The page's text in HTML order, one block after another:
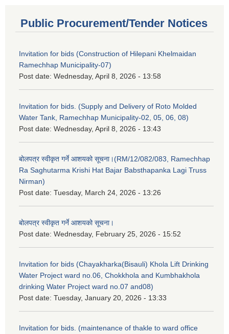
Public Procurement/Tender Notices
Invitation for bids (Construction of Hilepani Khelmaidan
Ramechhap Municipality-07)
Post date: Wednesday, April 8, 2026 - 13:58
Invitation for bids. (Supply and Delivery of Roto Molded
Water Tank, Ramechhap Municipality-02, 05, 06, 08)
Post date: Wednesday, April 8, 2026 - 13:43
बोलपत्र स्वीकृत गर्ने आशयको सूचना।(RM/12/082/083, Ramechhap
Ra Saghutarma Krishi Hat Bajar Babsthapanka Lagi Truss
Nirman)
Post date: Tuesday, March 24, 2026 - 13:26
बोलपत्र स्वीकृत गर्ने आशयको सूचना।
Post date: Wednesday, February 25, 2026 - 15:52
Invitation for bids (Chayakharka(Bisauli) Khola Lift Drinking
Water Project ward no.06, Chokkhola and Kumbhakhola
drinking Water Project ward no.07 and08)
Post date: Tuesday, January 20, 2026 - 13:33
Invitation for bids. (maintenance of thakle to ward office